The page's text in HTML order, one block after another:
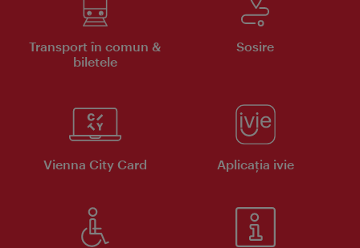
Transport în comun &
biletele
Sosire
Vienna City Card Aplicaţia ivie